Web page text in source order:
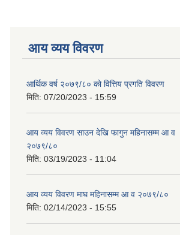
आय व्यय विवरण
आर्थिक वर्ष २०७९/८० को वित्तिय प्रगति विवरण
मिति: 07/20/2023 - 15:59
आय व्यय विवरण साउन देखि फागुन महिनासम्म आ व
२०७९/८०
मिति: 03/19/2023 - 11:04
आय व्यय विवरण माघ महिनासम्म आ व २०७९/८०
मिति: 02/14/2023 - 15:55